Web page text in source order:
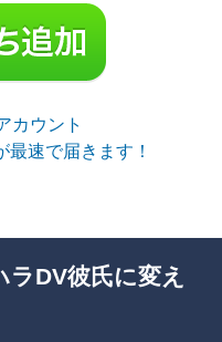
カウント
速で届きます！
DV彼氏に変え